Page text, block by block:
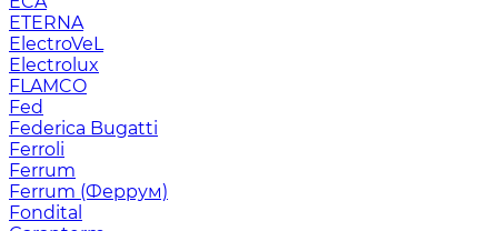
ETERNA
ElectroVeL
Electrolux
FLAMCO
Fed
Federica Bugatti
Ferroli
Ferrum
Ferrum (Феррум)
Fondital